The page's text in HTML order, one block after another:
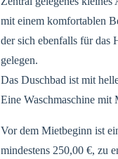
mit einem komfortablen
der sich ebenfalls für das
gelegen.
Das Duschbad ist mit
Eine Waschmaschine mit
Vor dem Mietbeginn ist
mindestens 250,00 €, zu